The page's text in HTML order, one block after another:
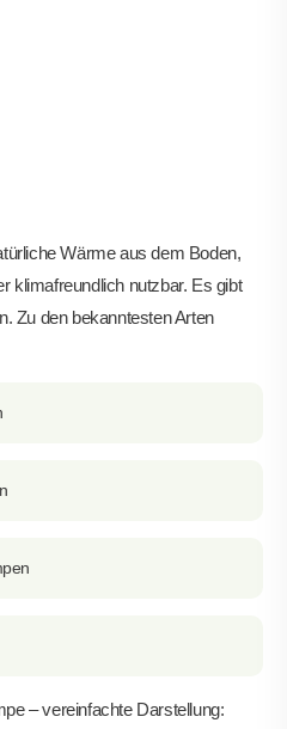
Wärme aus dem Boden,
klimafreundlich nutzbar. Es gibt
Zu den bekanntesten Arten
– vereinfachte Darstellung: